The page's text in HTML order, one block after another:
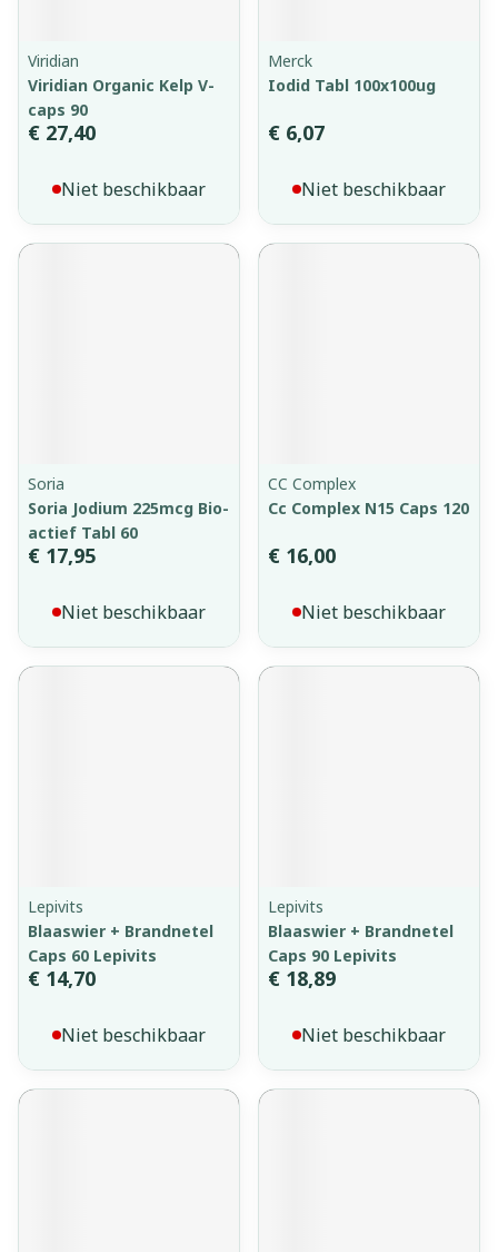
Viridian
Viridian Organic Kelp V-
caps 90
€ 27,40
Niet beschikbaar
Merck
Iodid Tabl 100x100ug
€ 6,07
Niet beschikbaar
Soria
Soria Jodium 225mcg Bio-
actief Tabl 60
€ 17,95
Niet beschikbaar
CC Complex
Cc Complex N15 Caps 120
€ 16,00
Niet beschikbaar
Lepivits
Blaaswier + Brandnetel
Caps 60 Lepivits
€ 14,70
Niet beschikbaar
Lepivits
Blaaswier + Brandnetel
Caps 90 Lepivits
€ 18,89
Niet beschikbaar